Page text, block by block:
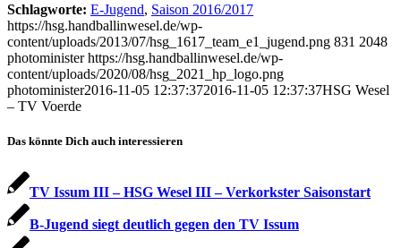
Schlagworte: E-Jugend, Saison 2016/2017
https://hsg.handballinwesel.de/wp-
content/uploads/2013/07/hsg_1617_team_e1_jugend.png 831 2048
photominister https://hsg.handballinwesel.de/wp-
content/uploads/2020/08/hsg_2021_hp_logo.png
photominister2016-11-05 12:37:372016-11-05 12:37:37HSG Wesel
– TV Voerde
Das könnte Dich auch interessieren
TV Issum III – HSG Wesel III – Verkorkster Saisonstart
B-Jugend siegt deutlich gegen den TV Issum